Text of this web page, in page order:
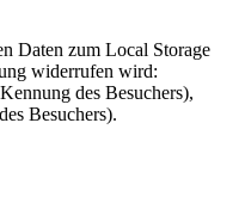
Daten zum Local Storage
widerrufen wird:
des Besuchers),
Besuchers).